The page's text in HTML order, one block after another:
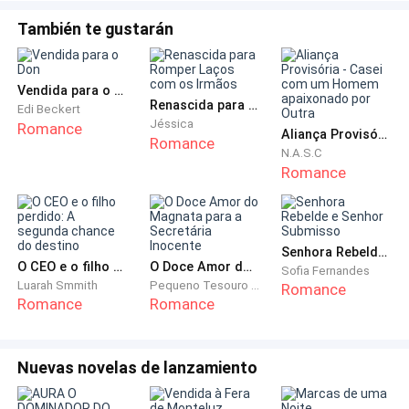
sendo que eu tinha uma luminária. Assim que consigo
alcançá-la, acendo-a e vejo os meus dedos
machucados. Sinto as lágrimas já escorrerem. Abro o
diário que eu tinha ganhado da minha irmã e começo
a escrever. Até mesmo escrever dói. Começo a chorar
baixinho.
“Querido diário, hoje foi o meu aniversário de 18
anos!”
“Eu não mereço viver.”
“Fui estuprada e drogada, e decidi que devo morrer
Só consigo escrever isso, e deixo o diário. Abro a
gaveta, onde havia um pequeno canivete. Pego-o e
También te gustarán
Vendida para o Don
Edi Beckert
Romance
Renascida para Romper Laços com os Irmãos
Jéssica
Romance Aliança Provisória - Casei com um Homem apaixonado por Outra
N.A.S.C
Romance
O CEO e o filho perdido: A segunda chance do destino
Luarah Smmith
Romance
O Doce Amor do Magnata para a Secretária Inocente
Pequeno Tesouro Noturno
Romance
Senhora Rebelde e Senhor Submisso
Sofia Fernandes
Romance
Nuevas novelas de lanzamiento